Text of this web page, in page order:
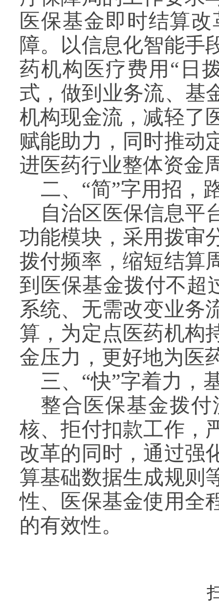
医保基金即时结算
障。以信息化智能手
药机构医疗费用 “日
式，做到业务流、基
机构现金流，减轻了
赋能助力，同时推动
进医药行业整体资金
二、 “简”字用招，
自治区医保信息平
功能模块，采用拨审
拨付频率，缩短结算
到医保基金拨付不超
系统、无需改变业务
算，为定点医药机构
金压力，更好地为医
三、 “快”字着力，
整合医保基金拨
核、拒付扣款工作，
改革的同时，通过强
算基础数据生成规则
性、
医保基金使用全
的有效性。